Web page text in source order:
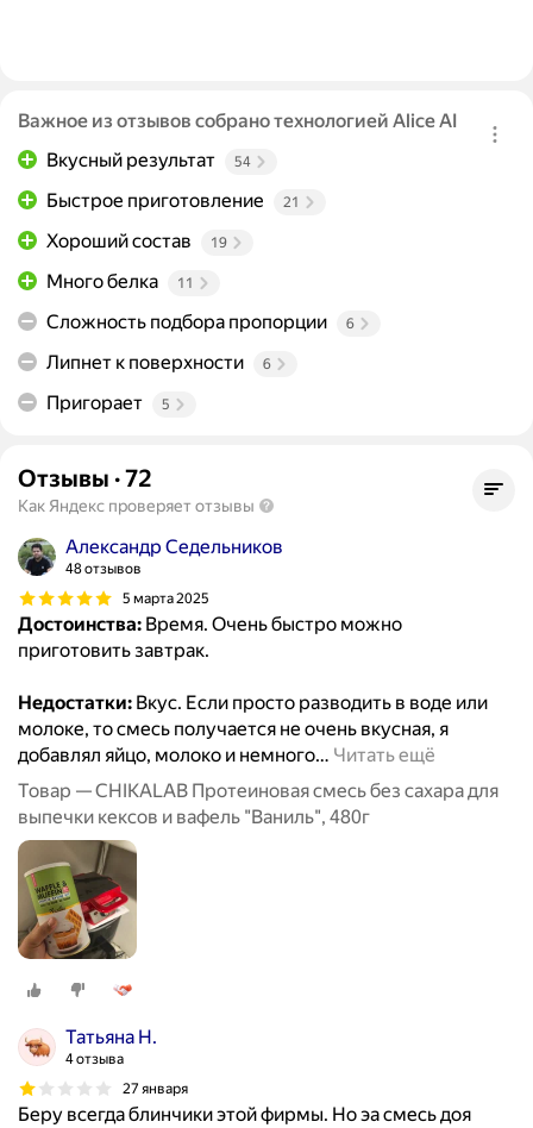
Важное из отзывов собрано технологией Alice AI
Вкусный результат
54
Быстрое приготовление 21
Хороший состав 19
Много белка 11
Сложность подбора пропорции 6
Липнет к поверхности 6
Пригорает 5
Отзывы ·72
Как Яндекс проверяет отзывы
Александр Седельников
48 отзывов
5 марта 2025
Достоинства: Время. Очень быстро можно
приготовить завтрак.
Недостатки: Вкус. Если просто разводить в воде или
молоке, то смесь получается не очень вкусная, я
добавлял яйцо, молоко и немного… Читать ещё
Товар — CHIKALAB Протеиновая смесь без сахара для
выпечки кексов и вафель "Ваниль", 480г
Татьяна Н.
4 отзыва
27 января
Беру всегда блинчики этой фирмы. Но эа смесь доя